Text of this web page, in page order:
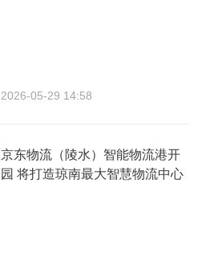
2026-05-29 14:58
京东物流（陵水）智能物流港开
园 将打造琼南最大智慧物流中心